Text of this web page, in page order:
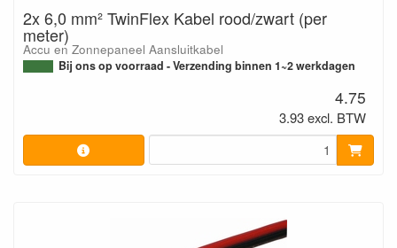
2x 6,0 mm² TwinFlex Kabel rood/zwart (per
meter)
Accu en Zonnepaneel Aansluitkabel
Bij ons op voorraad - Verzending binnen 1~2 werkdagen
4.75
3.93 excl. BTW